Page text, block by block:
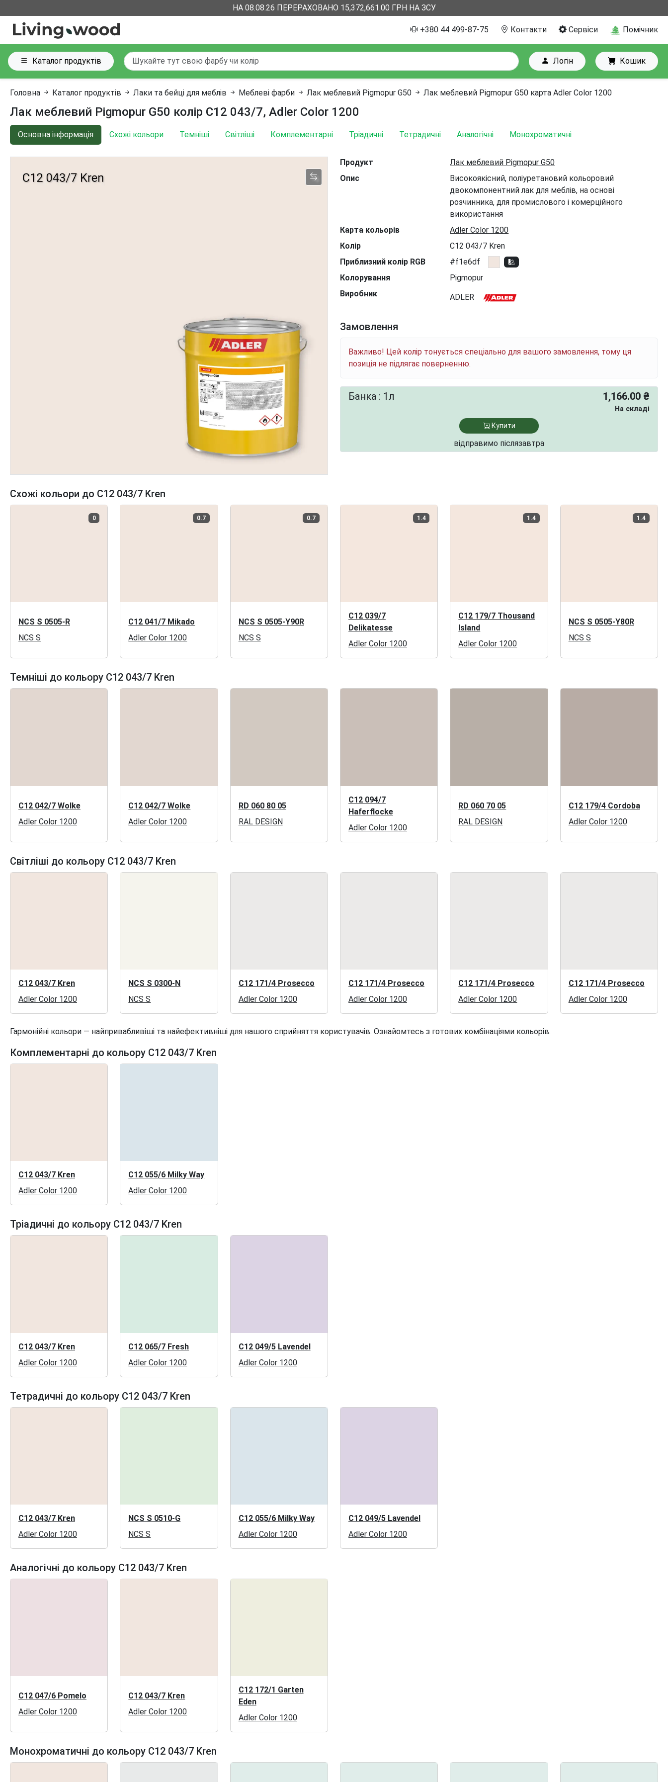
НА 08.08.26 ПЕРЕРАХОВАНО 15,372,661.00 ГРН НА ЗСУ
+380 44 499-87-75 Контакти Сервіси Помічник
Каталог продуктів Логін Кошик
Головна Каталог продуктів Лаки та бейці для меблів Меблеві фарби Лак меблевий Pigmopur G50 Лак меблевий Pigmopur G50 карта Adler Color 1200
Лак меблевий Pigmopur G50 колір C12 043/7, Adler Color 1200
Основна інформація Схожі кольори Темніші Світліші Комплементарні Тріадичні Тетрадичні Аналогічні Монохроматичні
Продукт
Лак меблевий Pigmopur G50
Опис
Високоякісний, поліуретановий кольоровий
двокомпонентний лак для меблів, на основі
розчинника, для промислового і комерційного
використання
Карта кольорів
Adler Color 1200
Колір
C12 043/7 Kren
Приблизний колір RGB
#f1e6df
Колорування
Pigmopur
Виробник
ADLER
Замовлення
Важливо! Цей колір тонується спеціально для вашого замовлення, тому ця
позиція не підлягає поверненню.
Банка : 1л 1,166.00 ₴
На складі
Купити
відправимо післязавтра
Схожі кольори до C12 043/7 Kren
0
NCS S 0505-R
NCS S
0.7
C12 041/7 Mikado
Adler Color 1200
0.7
NCS S 0505-Y90R
NCS S
1.4
C12 039/7
Delikatesse
Adler Color 1200
1.4
C12 179/7 Thousand
Island
Adler Color 1200
1.4
NCS S 0505-Y80R
NCS S
Темніші до кольору C12 043/7 Kren
C12 042/7 Wolke
Adler Color 1200
C12 042/7 Wolke
Adler Color 1200
RD 060 80 05
RAL DESIGN
C12 094/7
Haferflocke
Adler Color 1200
RD 060 70 05
RAL DESIGN
C12 179/4 Cordoba
Adler Color 1200
Світліші до кольору C12 043/7 Kren
C12 043/7 Kren
Adler Color 1200
NCS S 0300-N
NCS S
C12 171/4 Prosecco
Adler Color 1200
C12 171/4 Prosecco
Adler Color 1200
C12 171/4 Prosecco
Adler Color 1200
C12 171/4 Prosecco
Adler Color 1200
Гармонійні кольори — найпривабливіші та найефективніші для нашого сприйняття користувачів. Ознайомтесь з готових комбінаціями кольорів.
Комплементарні до кольору C12 043/7 Kren
C12 043/7 Kren
Adler Color 1200
C12 055/6 Milky Way
Adler Color 1200
Тріадичні до кольору C12 043/7 Kren
C12 043/7 Kren
Adler Color 1200
C12 065/7 Fresh
Adler Color 1200
C12 049/5 Lavendel
Adler Color 1200
Тетрадичні до кольору C12 043/7 Kren
C12 043/7 Kren
Adler Color 1200
NCS S 0510-G
NCS S
C12 055/6 Milky Way
Adler Color 1200
C12 049/5 Lavendel
Adler Color 1200
Аналогічні до кольору C12 043/7 Kren
C12 047/6 Pomelo
Adler Color 1200
C12 043/7 Kren
Adler Color 1200
C12 172/1 Garten
Eden
Adler Color 1200
Монохроматичні до кольору C12 043/7 Kren